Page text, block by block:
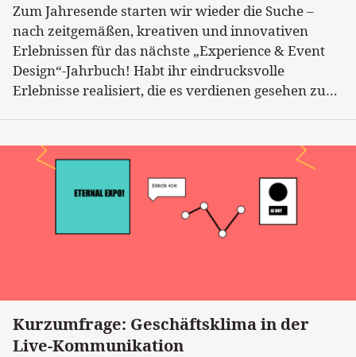
Zum Jahresende starten wir wieder die Suche –
nach zeitgemäßen, kreativen und innovativen
Erlebnissen für das nächste „Experience & Event
Design“-Jahrbuch! Habt ihr eindrucksvolle
Erlebnisse realisiert, die es verdienen gesehen zu…
Kategorie
Kurzumfrage: Geschäftsklima in der
Live-Kommunikation